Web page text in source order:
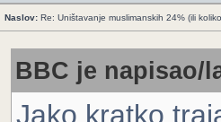
Naslov: Re: Uništavanje muslimanskih 24% (ili
BBC je napisao/
Jako kratko